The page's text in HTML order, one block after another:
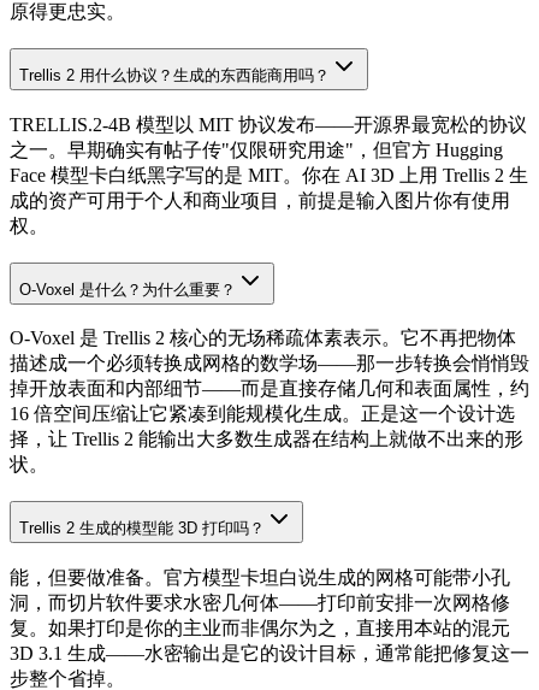
原得更忠实。
Trellis 2 用什么协议？生成的东西能商用吗？
TRELLIS.2-4B 模型以 MIT 协议发布——开源界最宽松的协议
之一。早期确实有帖子传"仅限研究用途"，但官方 Hugging
Face 模型卡白纸黑字写的是 MIT。你在 AI 3D 上用 Trellis 2 生
成的资产可用于个人和商业项目，前提是输入图片你有使用
权。
O-Voxel 是什么？为什么重要？
O-Voxel 是 Trellis 2 核心的无场稀疏体素表示。它不再把物体
描述成一个必须转换成网格的数学场——那一步转换会悄悄毁
掉开放表面和内部细节——而是直接存储几何和表面属性，约
16 倍空间压缩让它紧凑到能规模化生成。正是这一个设计选
择，让 Trellis 2 能输出大多数生成器在结构上就做不出来的形
状。
Trellis 2 生成的模型能 3D 打印吗？
能，但要做准备。官方模型卡坦白说生成的网格可能带小孔
洞，而切片软件要求水密几何体——打印前安排一次网格修
复。如果打印是你的主业而非偶尔为之，直接用本站的混元
3D 3.1 生成——水密输出是它的设计目标，通常能把修复这一
步整个省掉。